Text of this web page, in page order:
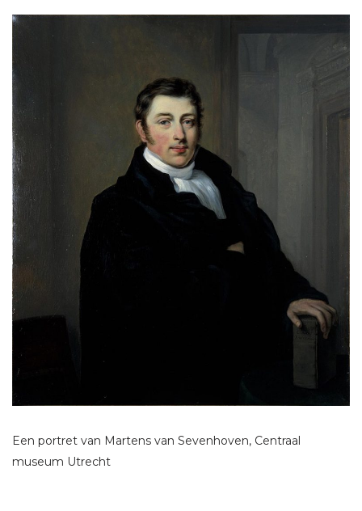
Een portret van Martens van Sevenhoven, Centraal
museum Utrecht